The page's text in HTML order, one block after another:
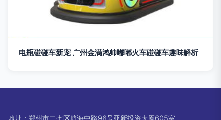
电瓶碰碰车新宠 广州金满鸿帅嘟嘟火车碰碰车趣味解析
地址：郑州市二七区航海中路96号亚新投资大厦605室